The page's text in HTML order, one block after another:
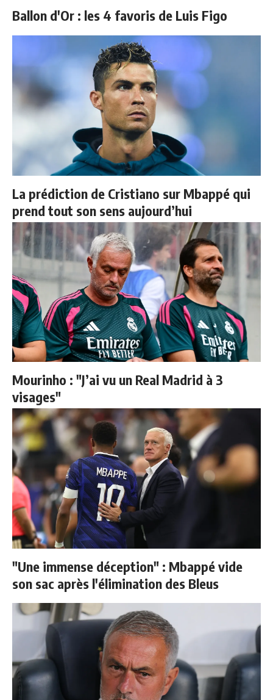
Ballon d'Or : les 4 favoris de Luis Figo
La prédiction de Cristiano sur Mbappé qui
prend tout son sens aujourd’hui
Mourinho : "J’ai vu un Real Madrid à 3
visages"
"Une immense déception" : Mbappé vide
son sac après l'élimination des Bleus